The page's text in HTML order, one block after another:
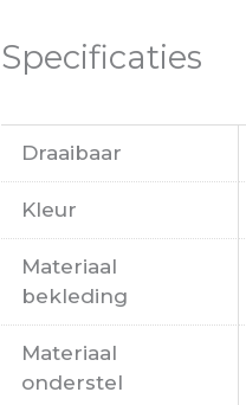
Specificaties
Draaibaar
Kleur
Materiaal
bekleding
Materiaal
onderstel